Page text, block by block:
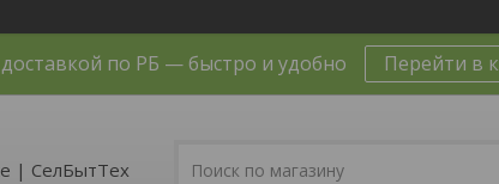
доставкой по РБ — быстро и удобно Перейти в
| СелБытТех